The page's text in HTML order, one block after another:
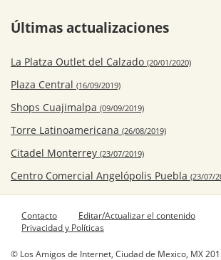
Últimas actualizaciones
La Platza Outlet del Calzado (20/01/2020)
Plaza Central (16/09/2019)
Shops Cuajimalpa (09/09/2019)
Torre Latinoamericana (26/08/2019)
Citadel Monterrey (23/07/2019)
Centro Comercial Angelópolis Puebla (23/07/
Contacto
Editar/Actualizar el contenido
Privacidad y Políticas
© Los Amigos de Internet, Ciudad de Mexico, MX